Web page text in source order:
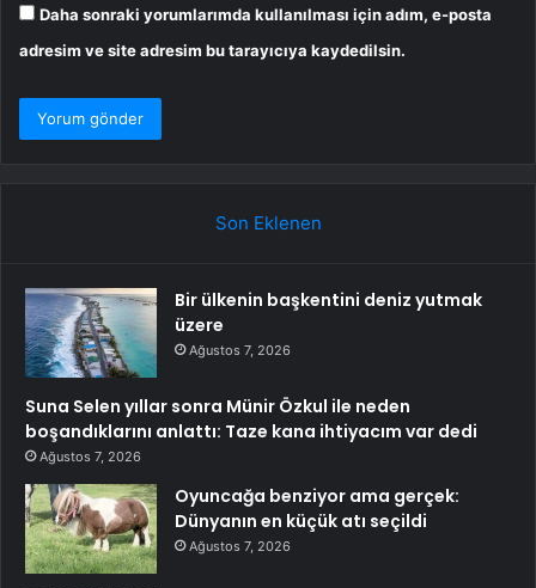
Daha sonraki yorumlarımda kullanılması için adım, e-posta
adresim ve site adresim bu tarayıcıya kaydedilsin.
Son Eklenen
Bir ülkenin başkentini deniz yutmak
üzere
Ağustos 7, 2026
Suna Selen yıllar sonra Münir Özkul ile neden
boşandıklarını anlattı: Taze kana ihtiyacım var dedi
Ağustos 7, 2026
Oyuncağa benziyor ama gerçek:
Dünyanın en küçük atı seçildi
Ağustos 7, 2026